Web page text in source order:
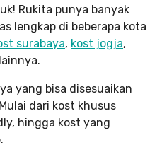
Rukita punya banyak
lengkap di beberapa kota
surabaya, kost jogja,
yang bisa disesuaikan
dari kost khusus
hingga kost yang